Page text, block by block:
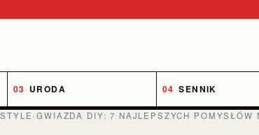
URODA SENNIK
›GWIAZDA DIY: 7 NAJLEPSZYCH POMYSŁÓW